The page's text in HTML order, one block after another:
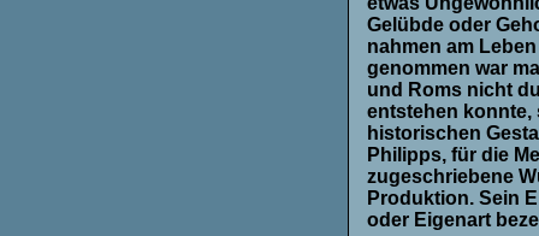
Gelübde oder
nahmen am
genommen war
und Roms nicht
entstehen konnte,
historischen
Philipps, für die
zugeschriebene
Produktion. Sein
oder Eigenart